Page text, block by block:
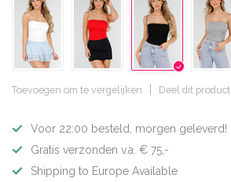
Toevoegen om te vergelijken Deel dit product
Voor 22:00 besteld, morgen geleverd!
Gratis verzonden v.a. € 75,-
Shipping to Europe Available